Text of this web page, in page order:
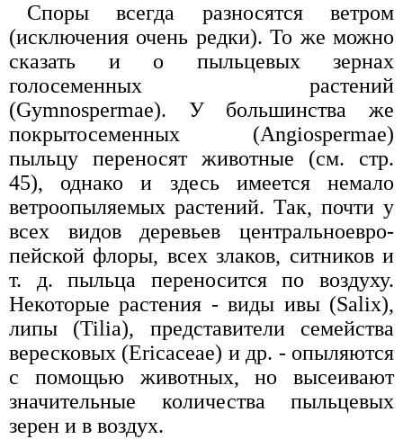
Споры всегда разносятся ветром
(исключения очень редки). То же можно
сказать и о пыльцевых зернах
голосеменных растений
(Gymnospermae). У большинства же
покрытосеменных (Angiospermae)
пыльцу переносят животные (см. стр.
45), однако и здесь имеется немало
ветроопыляемых растений. Так, почти у
всех видов деревьев центральноевро-
пейской флоры, всех злаков, ситников и
т. д. пыльца переносится по воздуху.
Некоторые растения - виды ивы (Salix),
липы (Tilia), представители семейства
вересковых (Ericaceae) и др. - опыляются
с помощью животных, но высеивают
значительные количества пыльцевых
зерен и в воздух.